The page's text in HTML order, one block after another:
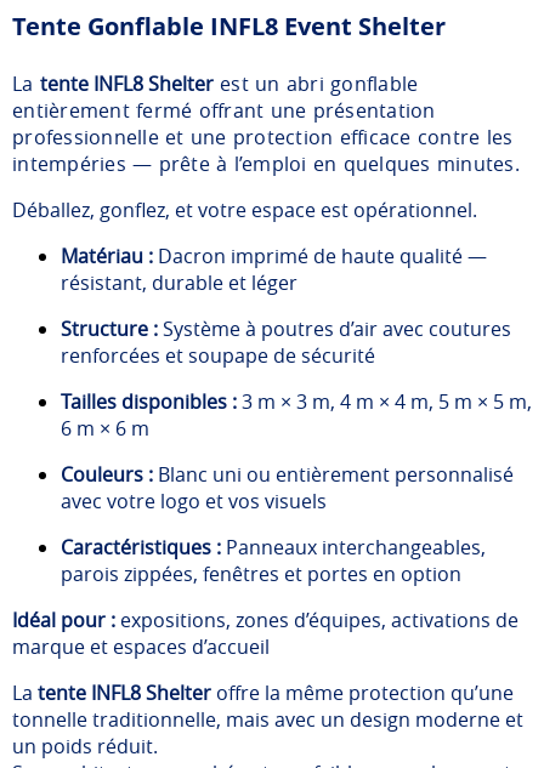
Tente Gonflable INFL8 Event Shelter
La tente INFL8 Shelterest un abri gonflable
entièrement fermé offrant une présentation
professionnelle et une protection efficace contre les
intempéries — prête à l’emploi en quelques minutes.
Déballez, gonflez, et votre espace est opérationnel.
Matériau : Dacron imprimé de haute qualité —
résistant, durable et léger
Structure :Système à poutres d’air avec coutures
renforcées et soupape de sécurité
Tailles disponibles :3 m × 3 m, 4 m × 4 m, 5 m × 5 m,
6 m × 6 m
Couleurs : Blanc uni ou entièrement personnalisé
avec votre logo et vos visuels
Caractéristiques : Panneaux interchangeables,
parois zippées, fenêtres et portes en option
Idéal pour : expositions, zones d’équipes, activations de
marque et espaces d’accueil
La tente INFL8 Shelter offre la même protection qu’une
tonnelle traditionnelle, mais avec un design moderne et
un poids réduit.